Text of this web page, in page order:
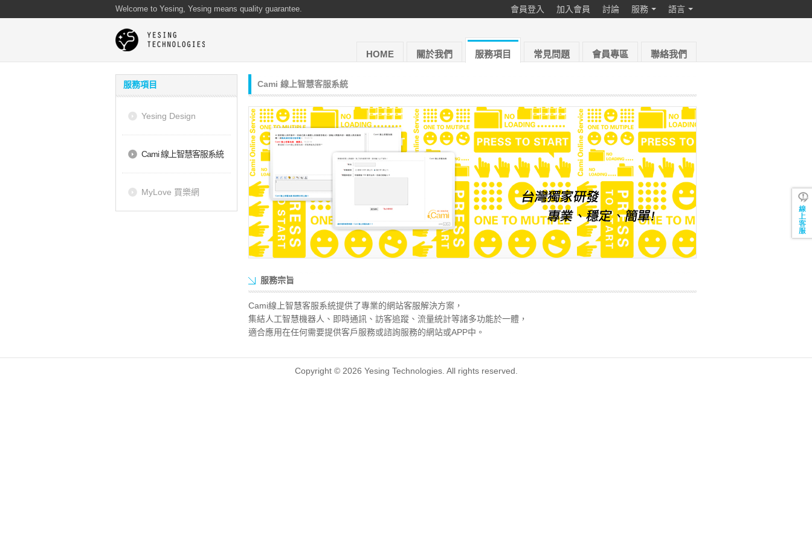
Welcome to Yesing, Yesing means quality guarantee. 會員登入 加入會員 討論 服務 語言
HOME 關於我們 服務項目 常見問題 會員專區 聯絡我們
服務項目
Yesing Design
Cami 線上智慧客服系統
MyLove 買樂網
Cami 線上智慧客服系統
服務宗旨
Cami線上智慧客服系統提供了專業的網站客服解決方案，
集結人工智慧機器人、即時通訊、訪客追蹤、流量統計等諸多功能於一體，
適合應用在任何需要提供客戶服務或諮詢服務的網站或APP中。
Copyright © 2026 Yesing Technologies. All rights reserved.